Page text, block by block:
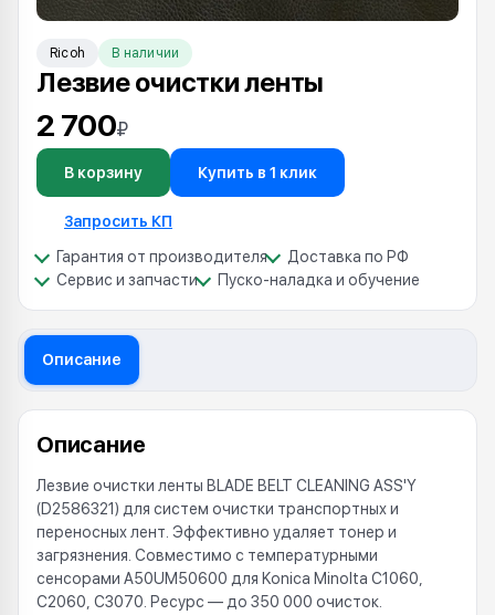
Ricoh В наличии
Лезвие очистки ленты
2 700₽
В корзину Купить в 1 клик
Запросить КП
Гарантия от производителя
Доставка по РФ
Сервис и запчасти
Пуско-наладка и обучение
Описание
Описание
Лезвие очистки ленты BLADE BELT CLEANING ASS'Y
(D2586321) для систем очистки транспортных и
переносных лент. Эффективно удаляет тонер и
загрязнения. Совместимо с температурными
сенсорами A50UM50600 для Konica Minolta C1060,
C2060, C3070. Ресурс — до 350 000 очисток.